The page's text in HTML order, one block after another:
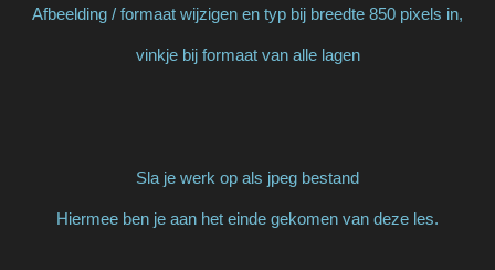
Afbeelding / formaat wijzigen en typ bij breedte 850 pixels in,
vinkje bij formaat van alle lagen
Sla je werk op als jpeg bestand
Hiermee ben je aan het einde gekomen van deze les.